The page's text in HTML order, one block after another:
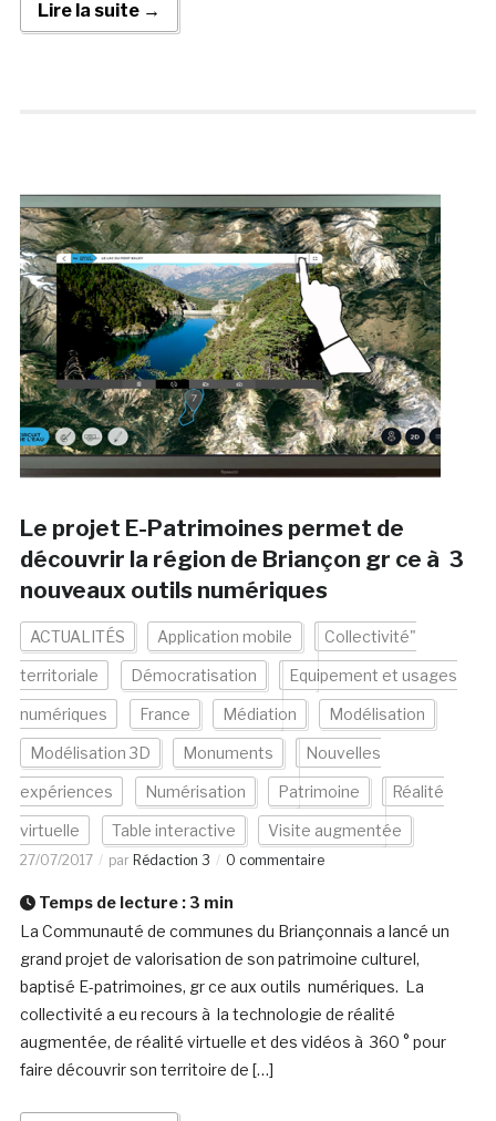
Lire la suite →
Le projet E-Patrimoines permet de
découvrir la région de Briançon gr ce à 3
nouveaux outils numériques
ACTUALITÉS Application mobile Collectivité"
territoriale Démocratisation Equipement et usages
numériques France Médiation Modélisation
Modélisation 3D Monuments Nouvelles
expériences Numérisation Patrimoine Réalité
virtuelle Table interactive Visite augmentée
27/07/2017 par Rédaction 3 0 commentaire
Temps de lecture : 3 min
La Communauté de communes du Briançonnais a lancé un
grand projet de valorisation de son patrimoine culturel,
baptisé E-patrimoines, gr ce aux outils numériques. La
collectivité a eu recours à la technologie de réalité
augmentée, de réalité virtuelle et des vidéos à 360 ° pour
faire découvrir son territoire de […]